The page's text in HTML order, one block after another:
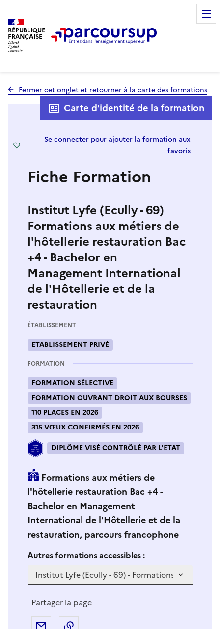
RÉPUBLIQUE
FRANÇAISE
Fermer cet onglet et retourner à la carte des formations
Fiche Formation
Institut Lyfe (Ecully - 69)
Formations aux métiers de
l'hôtellerie restauration Bac
+4 - Bachelor en
Management International
de l'Hôtellerie et de la
restauration
ÉTABLISSEMENT
ETABLISSEMENT PRIVÉ
FORMATION
FORMATION SÉLECTIVE
FORMATION OUVRANT DROIT AUX BOURSES
110 PLACES EN 2026
315 VŒUX CONFIRMÉS EN 2026
DIPLÔME VISÉ CONTRÔLÉ PAR L'ETAT
Formations aux métiers de
l'hôtellerie restauration Bac +4 -
Bachelor en Management
International de l'Hôtellerie et de la
restauration, parcours francophone
Si vous sélectionnez une formation dans la zone
Autres formations accessibles :S
v
Carte d'identité de la formation
Se connecter pour ajouter la formation aux
favoris
Partager la page
Partager par e-mail